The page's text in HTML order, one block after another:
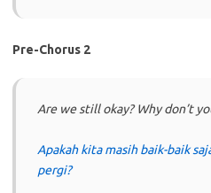
Pre-Chorus 2
Are we still okay? Why don’t
Apakah kita masih baik-baik
pergi?